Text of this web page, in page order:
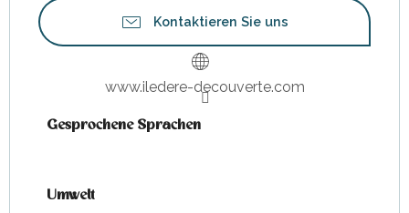
Kontaktieren Sie uns
www.iledere-decouverte.com
Gesprochene Sprachen
Gesprochene Sprachen
Umwelt
Umwelt